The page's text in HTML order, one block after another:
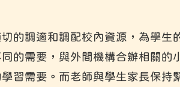
的調適和調配校內資源，為學生
的需要，與外間機構合辦相關
習需要。而老師與學生家長保持